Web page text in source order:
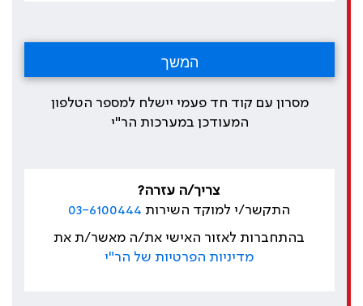
מסרון עם קוד חד פעמי יישלח למספר הטלפון
המעודכן במערכות הר"י
צריך/ה עזרה?
התקשר/י למוקד השירות 03-6100444
בהתחברות לאזור האישי את/ה מאשר/ת את
מדיניות הפרטיות של הר"י